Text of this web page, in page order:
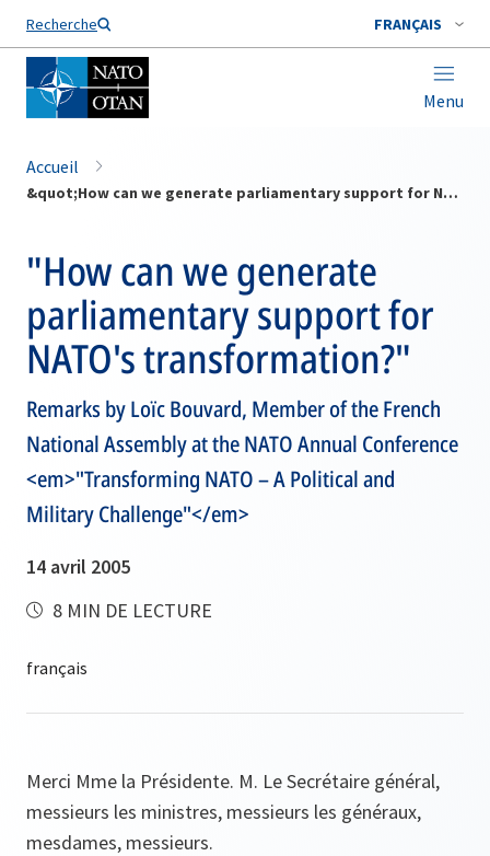
Recherche FRANÇAIS
Menu
Nom de famille*
Accueil
&quot;How can we generate parliamentary support for NATO's transformation?&quot;
"How can we generate
parliamentary support for
NATO's transformation?"
Remarks by Loïc Bouvard, Member of the French
National Assembly at the NATO Annual Conference
<em>"Transforming NATO – A Political and
Military Challenge"</em>
14 avril 2005
8 MIN DE LECTURE
Merci Mme la Présidente. M. Le Secrétaire général,
messieurs les ministres, messieurs les généraux,
mesdames, messieurs.